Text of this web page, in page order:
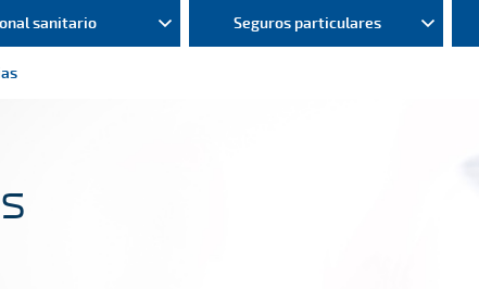
sanitario Seguros particulares